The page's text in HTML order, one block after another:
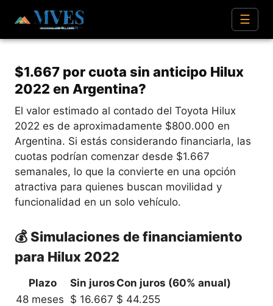
☰
$1.667 por cuota sin anticipo Hilux
2022 en Argentina?
El valor estimado al contado del Toyota Hilux
2022 es de aproximadamente $800.000 en
Argentina. Si estás considerando financiarla, las
cuotas podrían comenzar desde $1.667
semanales, lo que la convierte en una opción
atractiva para quienes buscan movilidad y
funcionalidad en un solo vehículo.
💰 Simulaciones de financiamiento
para Hilux 2022
Plazo Sin juros Con juros (60% anual)
48 meses $ 16.667 $ 44.255